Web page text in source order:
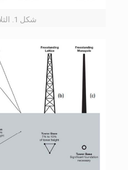
شكل 1. الثلاثي وساحة برج.